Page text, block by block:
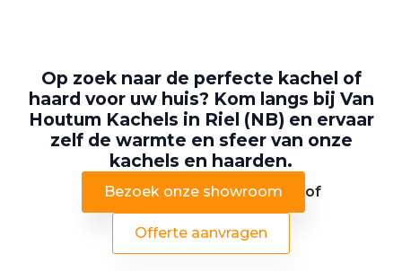
Op zoek naar de perfecte kachel of
haard voor uw huis? Kom langs bij Van
Houtum Kachels in Riel (NB) en ervaar
zelf de warmte en sfeer van onze
kachels en haarden.
Bezoek onze showroom of
Offerte aanvragen